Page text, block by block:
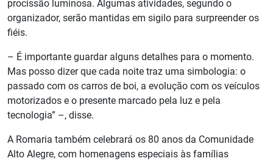
procissão luminosa. Algumas atividades, segundo o
organizador, serão mantidas em sigilo para surpreender os
fiéis.
– É importante guardar alguns detalhes para o momento.
Mas posso dizer que cada noite traz uma simbologia: o
passado com os carros de boi, a evolução com os veículos
motorizados e o presente marcado pela luz e pela
tecnologia” –, disse.
A Romaria também celebrará os 80 anos da Comunidade
Alto Alegre, com homenagens especiais às famílias